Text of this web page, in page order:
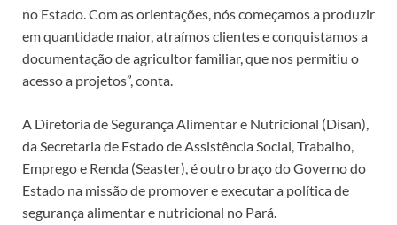
no Estado. Com as orientações, nós começamos a produzir
em quantidade maior, atraímos clientes e conquistamos a
documentação de agricultor familiar, que nos permitiu o
acesso a projetos”, conta.
A Diretoria de Segurança Alimentar e Nutricional (Disan),
da Secretaria de Estado de Assistência Social, Trabalho,
Emprego e Renda (Seaster), é outro braço do Governo do
Estado na missão de promover e executar a política de
segurança alimentar e nutricional no Pará.